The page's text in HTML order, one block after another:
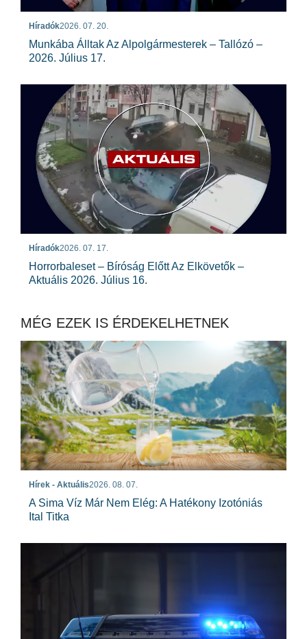
Híradók2026. 07. 20.
Munkába Álltak Az Alpolgármesterek – Tallózó –
2026. Július 17.
Híradók2026. 07. 17.
Horrorbaleset – Bíróság Előtt Az Elkövetők –
Aktuális 2026. Július 16.
MÉG EZEK IS ÉRDEKELHETNEK
Hírek - Aktuális2026. 08. 07.
A Sima Víz Már Nem Elég: A Hatékony Izotóniás
Ital Titka